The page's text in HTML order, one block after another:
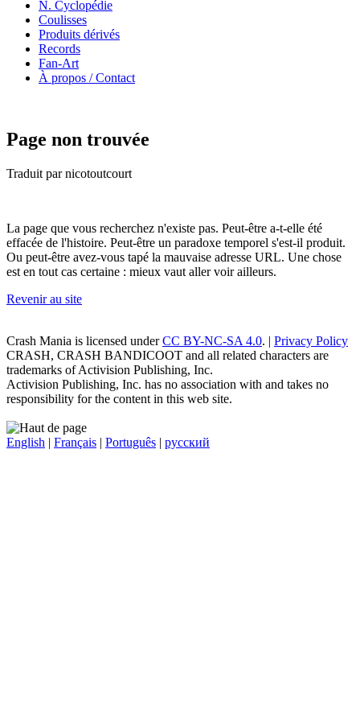
N. Cyclopédie
Coulisses
Produits dérivés
Records
Fan-Art
À propos / Contact
Page non trouvée
Traduit par nicotoutcourt
La page que vous recherchez n'existe pas. Peut-être a-t-elle été
effacée de l'histoire. Peut-être un paradoxe temporel s'est-il produit.
Ou peut-être avez-vous tapé la mauvaise adresse URL. Une chose
est en tout cas certaine : mieux vaut aller voir ailleurs.
Revenir au site
Crash Mania is licensed underCC BY-NC-SA 4.0. | Privacy Policy
CRASH, CRASH BANDICOOT and all related characters are
trademarks of Activision Publishing, Inc.
Activision Publishing, Inc. has no association with and takes no
responsibility for the content in this web site.
English | Français | Português | русский